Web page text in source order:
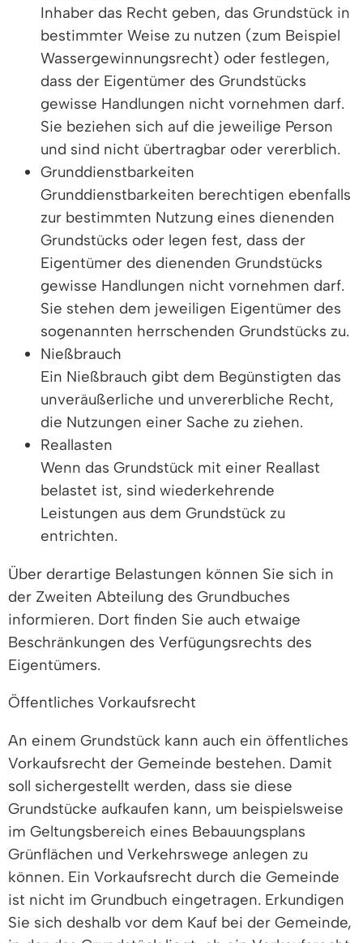
Inhaber das Recht geben, das Grundstück in
bestimmter Weise zu nutzen (zum Beispiel
Wassergewinnungsrecht) oder festlegen,
dass der Eigentümer des Grundstücks
gewisse Handlungen nicht vornehmen darf.
Sie beziehen sich auf die jeweilige Person
und sind nicht übertragbar oder vererblich.
Grunddienstbarkeiten
Grunddienstbarkeiten berechtigen ebenfalls
zur bestimmten Nutzung eines dienenden
Grundstücks oder legen fest, dass der
Eigentümer des dienenden Grundstücks
gewisse Handlungen nicht vornehmen darf.
Sie stehen dem jeweiligen Eigentümer des
sogenannten herrschenden Grundstücks zu.
Nießbrauch
Ein Nießbrauch gibt dem Begünstigten das
unveräußerliche und unvererbliche Recht,
die Nutzungen einer Sache zu ziehen.
Reallasten
Wenn das Grundstück mit einer Reallast
belastet ist, sind wiederkehrende
Leistungen aus dem Grundstück zu
entrichten.
Über derartige Belastungen können Sie sich in
der Zweiten Abteilung des Grundbuches
informieren. Dort finden Sie auch etwaige
Beschränkungen des Verfügungsrechts des
Eigentümers.
Öffentliches Vorkaufsrecht
An einem Grundstück kann auch ein öffentliches
Vorkaufsrecht der Gemeinde bestehen. Damit
soll sichergestellt werden, dass sie diese
Grundstücke aufkaufen kann, um beispielsweise
im Geltungsbereich eines Bebauungsplans
Grünflächen und Verkehrswege anlegen zu
können. Ein Vorkaufsrecht durch die Gemeinde
ist nicht im Grundbuch eingetragen. Erkundigen
Sie sich deshalb vor dem Kauf bei der Gemeinde,